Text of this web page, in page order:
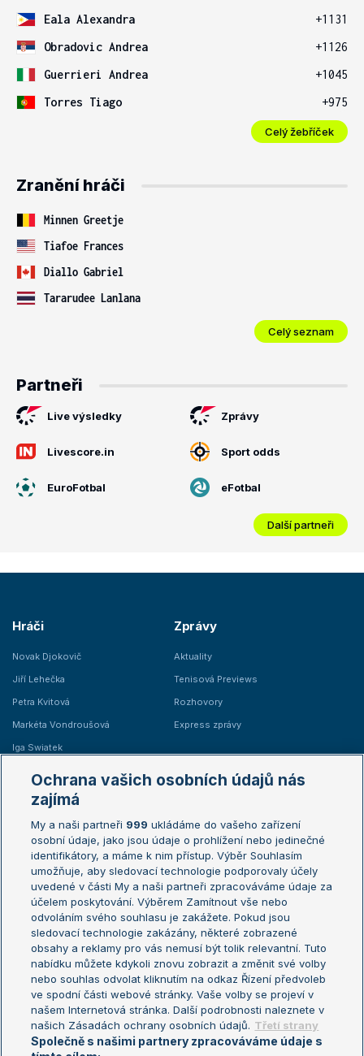
Eala Alexandra
+1131
Obradovic Andrea
+1126
Guerrieri Andrea
+1045
Torres Tiago
+975
Celý žebříček
Zranění hráči
Minnen Greetje
Tiafoe Frances
Diallo Gabriel
Tararudee Lanlana
Celý seznam
Partneři
Live výsledky Zprávy
Livescore.in Sport odds
EuroFotbal eFotbal
Další partneři
Hráči
Novak Djokovič
Jiří Lehečka
Petra Kvitová
Markéta Vondroušová
Iga Swiatek
Zprávy
Aktuality
Tenisová Previews
Rozhovory
Express zprávy
Žebříčky
Žebříček ATP (muži)
Žebříček WTA (ženy)
Sázkařský žebříček
Australian Open
French Open
Wimbledon
US Open
Turnaj mistrů
Turnaj mistryň
Aktualní trendy
Fotbalové přestupy
Livesport Daily
LS Prague Open
Ochrana vašich osobních údajů nás
zajímá
My a naši partneři 999 ukládáme do vašeho zařízení
osobní údaje, jako jsou údaje o prohlížení nebo jedinečné
identifikátory, a máme k nim přístup. Výběr Souhlasím
umožňuje, aby sledovací technologie podporovaly účely
uvedené v části My a naši partneři zpracováváme údaje za
účelem poskytování. Výběrem Zamítnout vše nebo
odvoláním svého souhlasu je zakážete. Pokud jsou
sledovací technologie zakázány, některé zobrazené
obsahy a reklamy pro vás nemusí být tolik relevantní. Tuto
nabídku můžete kdykoli znovu zobrazit a změnit své volby
nebo souhlas odvolat kliknutím na odkaz Řízení předvoleb
ve spodní části webové stránky. Vaše volby se projeví v
našem Internetová stránka. Další podrobnosti naleznete v
našich Zásadách ochrany osobních údajů. Třetí strany
Společně s našimi partnery zpracováváme údaje s